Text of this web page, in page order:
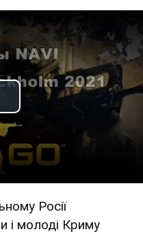
Video
Росії
і молоді Криму